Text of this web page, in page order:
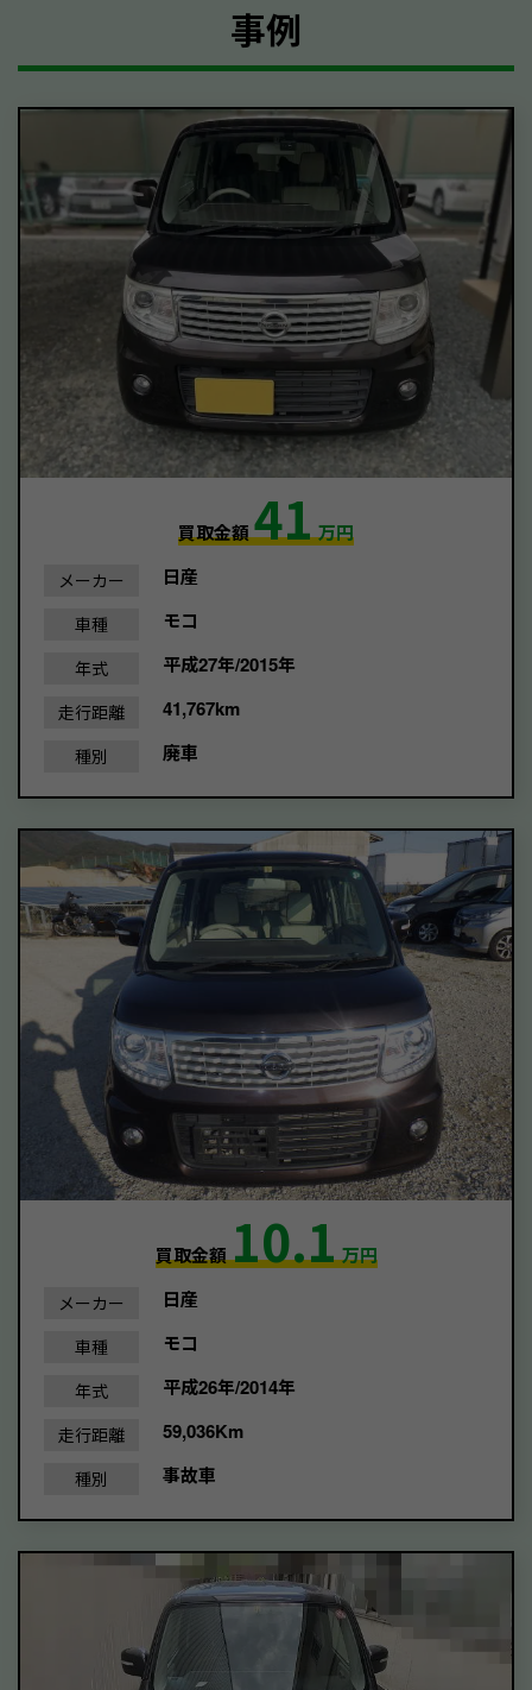
事例
買取金額41万円
メーカー 日産
車種 モコ
年式 平成27年/2015年
走行距離 41,767km
種別 廃車
買取金額10.1万円
メーカー 日産
車種 モコ
年式 平成26年/2014年
走行距離 59,036Km
種別 事故車